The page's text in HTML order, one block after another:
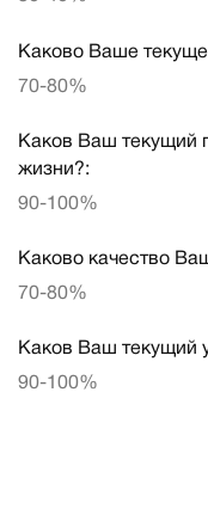
Каково Ваше
70-80%
Каков Ваш текущий
жизни?:
90-100%
Каково качество
70-80%
Каков Ваш текущий
90-100%